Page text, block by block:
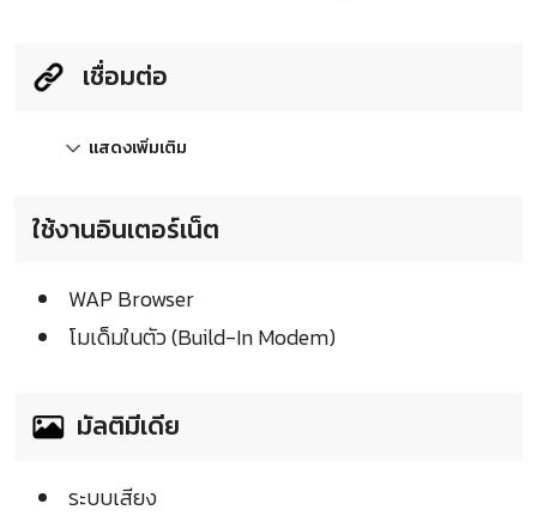
เชื่อมต่อ
แสดงเพิ่มเติม
ใช้งานอินเตอร์เน็ต
WAP Browser
โมเด็มในตัว (Build-In Modem)
มัลติมีเดีย
ระบบเสียง